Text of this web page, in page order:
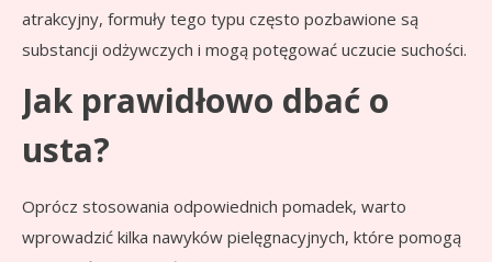
atrakcyjny, formuły tego typu często pozbawione są
substancji odżywczych i mogą potęgować uczucie suchości.
Jak prawidłowo dbać o
usta?
Oprócz stosowania odpowiednich pomadek, warto
wprowadzić kilka nawyków pielęgnacyjnych, które pomogą